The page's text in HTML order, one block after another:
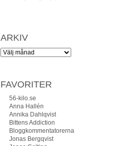
ARKIV
FAVORITER
56-kilo.se
Anna Hallén
Annika Dahlqvist
Bittens Addiction
Bloggkommentatorerna
Jonas Bergqvist